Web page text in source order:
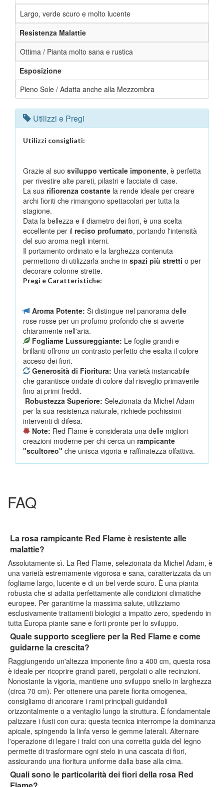
Largo, verde scuro e molto lucente
Resistenza Malattie
Ottima / Pianta molto sana e rustica
Esposizione
Pieno Sole / Adatta anche alla Mezzombra
Utilizzi e Pregi
Utilizzi consigliati:
Grazie al suo sviluppo verticale imponente, è perfetta
per rivestire alte pareti, pilastri e facciate di case.
La sua rifiorenza costante la rende ideale per creare
archi fioriti che rimangono spettacolari per tutta la
stagione.
Data la bellezza e il diametro dei fiori, è una scelta
eccellente per il reciso profumato, portando l'intensità
del suo aroma negli interni.
Il portamento ordinato e la larghezza contenuta
permettono di utilizzarla anche in spazi più stretti o per
decorare colonne strette.
Pregi e Caratteristiche:
Aroma Potente: Si distingue nel panorama delle
rose rosse per un profumo profondo che si avverte
chiaramente nell'aria.
Fogliame Lussureggiante: Le foglie grandi e
brillanti offrono un contrasto perfetto che esalta il colore
acceso dei fiori.
Generosità di Fioritura: Una varietà instancabile
che garantisce ondate di colore dal risveglio primaverile
fino ai primi freddi.
Robustezza Superiore: Selezionata da Michel Adam
per la sua resistenza naturale, richiede pochissimi
interventi di difesa.
Note: Red Flame è considerata una delle migliori
creazioni moderne per chi cerca un rampicante
"scultoreo" che unisca vigoria e raffinatezza olfattiva.
FAQ
La rosa rampicante Red Flame è resistente alle
malattie?
Assolutamente sì. La Red Flame, selezionata da Michel Adam, è
una varietà estremamente vigorosa e sana, caratterizzata da un
fogliame largo, lucente e di un bel verde scuro. È una pianta
robusta che si adatta perfettamente alle condizioni climatiche
europee. Per garantirne la massima salute, utilizziamo
esclusivamente trattamenti biologici a impatto zero, spedendo in
tutta Europa piante sane e forti pronte per lo sviluppo.
Quale supporto scegliere per la Red Flame e come
guidarne la crescita?
Raggiungendo un'altezza imponente fino a 400 cm, questa rosa
è ideale per ricoprire grandi pareti, pergolati o alte recinzioni.
Nonostante la vigoria, mantiene uno sviluppo snello in larghezza
(circa 70 cm). Per ottenere una parete fiorita omogenea,
consigliamo di ancorare i rami principali guidandoli
orizzontalmente o a ventaglio lungo la struttura. È fondamentale
palizzare i fusti con cura: questa tecnica interrompe la dominanza
apicale, spingendo la linfa verso le gemme laterali. Alternare
l'operazione di legare i tralci con una corretta guida del legno
permette di trasformare ogni stelo in una cascata di fiori,
assicurando una fioritura uniforme dalla base alla cima.
Quali sono le particolarità dei fiori della rosa Red